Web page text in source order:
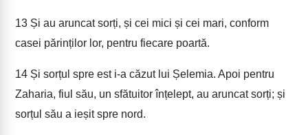
13 Și au aruncat sorți, și cei mici și cei mari, conform
casei părinților lor, pentru fiecare poartă.
14 Și sorțul spre est i-a căzut lui Șelemia. Apoi pentru
Zaharia, fiul său, un sfătuitor înțelept, au aruncat sorți; și
sorțul său a ieșit spre nord.